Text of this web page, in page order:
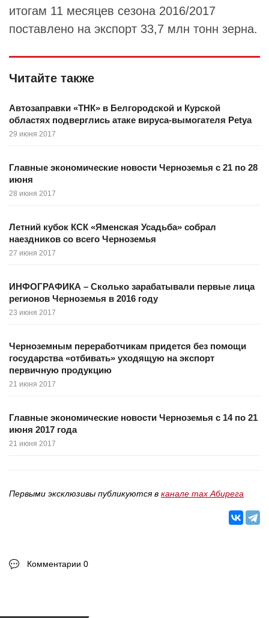
итогам 11 месяцев сезона 2016/2017
поставлено на экспорт 33,7 млн тонн зерна.
Читайте также
Автозаправки «ТНК» в Белгородской и Курской
областях подверглись атаке вируса-вымогателя Petya
29 июня 2017
Главные экономические новости Черноземья с 21 по 28
июня
28 июня 2017
Летний кубок КСК «Яменская Усадьба» собрал
наездников со всего Черноземья
27 июня 2017
ИНФОГРАФИКА – Сколько зарабатывали первые лица
регионов Черноземья в 2016 году
23 июня 2017
Черноземным переработчикам придется без помощи
государства «отбивать» уходящую на экспорт
первичную продукцию
21 июня 2017
Главные экономические новости Черноземья с 14 по 21
июня 2017 года
21 июня 2017
Первыми эксклюзивы публикуются в канале max Абирега
Комментарии 0